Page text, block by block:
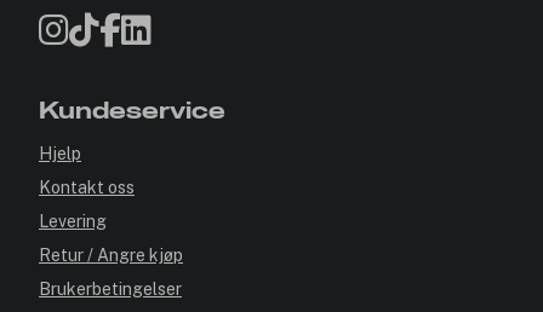
Kundeservice
Hjelp
Kontakt oss
Levering
Retur / Angre kjøp
Brukerbetingelser